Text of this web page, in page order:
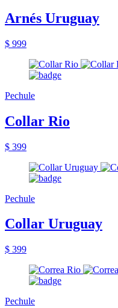
Arnés Uruguay
$ 999
Pechule
Collar Rio
$ 399
Pechule
Collar Uruguay
$ 399
Pechule